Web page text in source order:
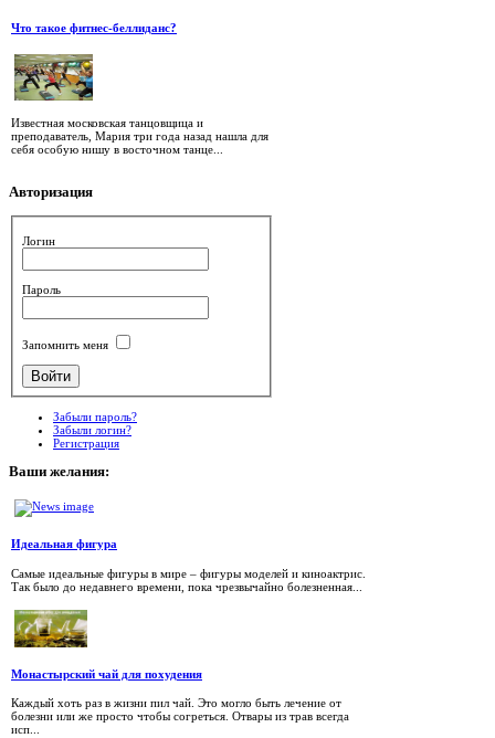
Что такое фитнес-беллиданс?
Известная московская танцовщица и
преподаватель, Мария три года назад нашла для
себя особую нишу в восточном танце...
Авторизация
Логин
Пароль
Запомнить меня
Забыли пароль?
Забыли логин?
Регистрация
Ваши желания:
Идеальная фигура
Самые идеальные фигуры в мире – фигуры моделей и киноактрис.
Так было до недавнего времени, пока чрезвычайно болезненная...
Монастырский чай для похудения
Каждый хоть раз в жизни пил чай. Это могло быть лечение от
болезни или же просто чтобы согреться. Отвары из трав всегда
исп...